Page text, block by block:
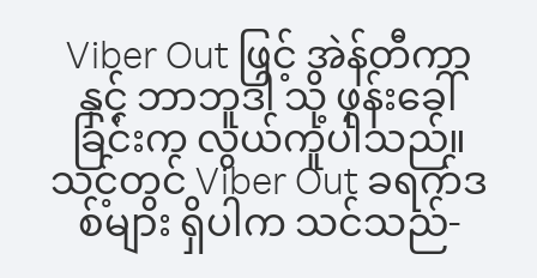
Viber Out ဖြင့် အဲန်တီကာ
နှင့် ဘာဘူဒါ သို့ ဖုန်းခေါ်
ခြင်းက လွယ်ကူပါသည်။
သင့်တွင် Viber Out ခရက်ဒ
စ်များ ရှိပါက သင်သည်-